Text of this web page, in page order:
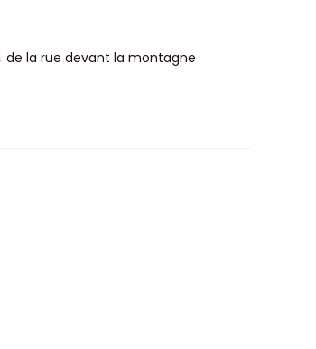
de la rue devant la montagne